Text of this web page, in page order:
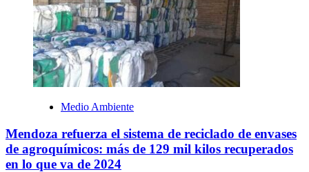
Medio Ambiente
Mendoza refuerza el sistema de reciclado de envases
de agroquímicos: más de 129 mil kilos recuperados
en lo que va de 2024